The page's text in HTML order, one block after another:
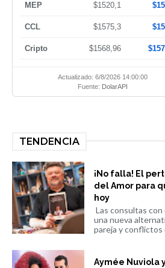
MEP $1520,1
CCL $1575,3
Cripto $1568,96
Actualizado: 6/8/2026 14:00:00
Fuente: DolarAPI
TENDENCIA
¡No falla! El
del Amor para
hoy
Las consultas con
una nueva
pareja y conflictos
Aymée Nuviola